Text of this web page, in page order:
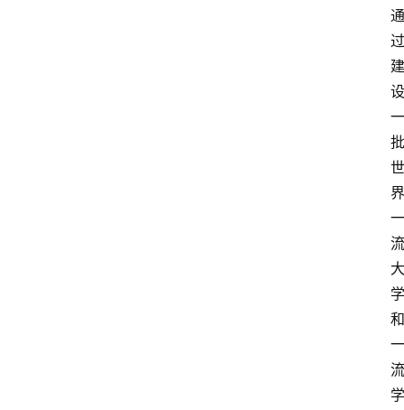
通
过
建
设
一
批
世
界
一
流
大
学
和
一
流
学